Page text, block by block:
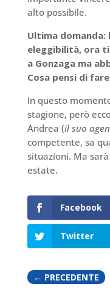
alto possibile.
Ultima domanda:
eleggibilità, ora
a Gonzaga ma
Cosa pensi di
In questo
stagione, però
Andrea (il suo
competente, sa
situazioni. Ma
estate.
Facebook
Twitter
← PRECEDENTE